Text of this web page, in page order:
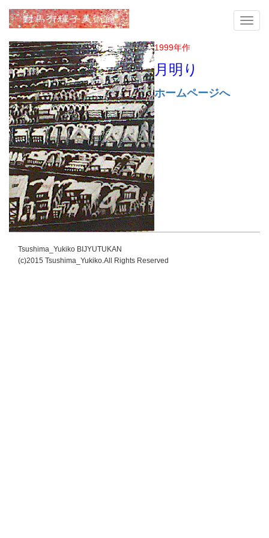
メ
ニ
1999年作
月明り
ホームページへ
Tsushima_Yukiko BIJYUTUKAN
(c)2015 Tsushima_Yukiko.All Rights Reserved